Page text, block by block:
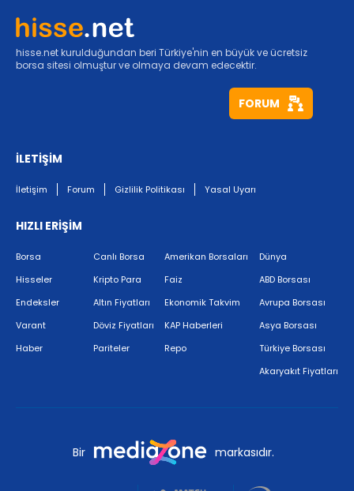
hisse.net kurulduğundan beri Türkiye'nin en büyük ve ücretsiz
borsa sitesi olmuştur ve olmaya devam edecektir.
FORUM
İLETİŞİM
İletişim Forum Gizlilik Politikası Yasal Uyarı
HIZLI ERİŞİM
Borsa
Hisseler
Endeksler
Varant
Haber
Canlı Borsa
Kripto Para
Altın Fiyatları
Döviz Fiyatları
Pariteler
Amerikan Borsaları
Faiz
Ekonomik Takvim
KAP Haberleri
Repo
Dünya
ABD Borsası
Avrupa Borsası
Asya Borsası
Türkiye Borsası
Akaryakıt Fiyatları
Bir markasıdır.